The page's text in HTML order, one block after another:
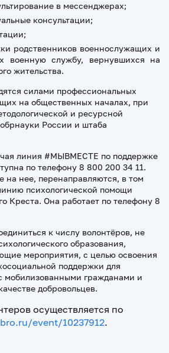
в мессенджерах;
консультации;
родственников военнослужащих и
военную службу, вернувшихся на
жительства.
силами профессиональных
на общественных началах, при
и ресурсной
России и штаба
линия #МЫВМЕСТЕ по поддержке
по телефону 8 800 200 34 11.
на нее, перенаправляются, в том
психологической помощи
Креста. Она работает по телефону 8
к числу волонтёров, не
образования,
мероприятия, с целью освоения
поддержки для
мобилизованными гражданами и
добровольцев.
осуществляется по
event/10237912.